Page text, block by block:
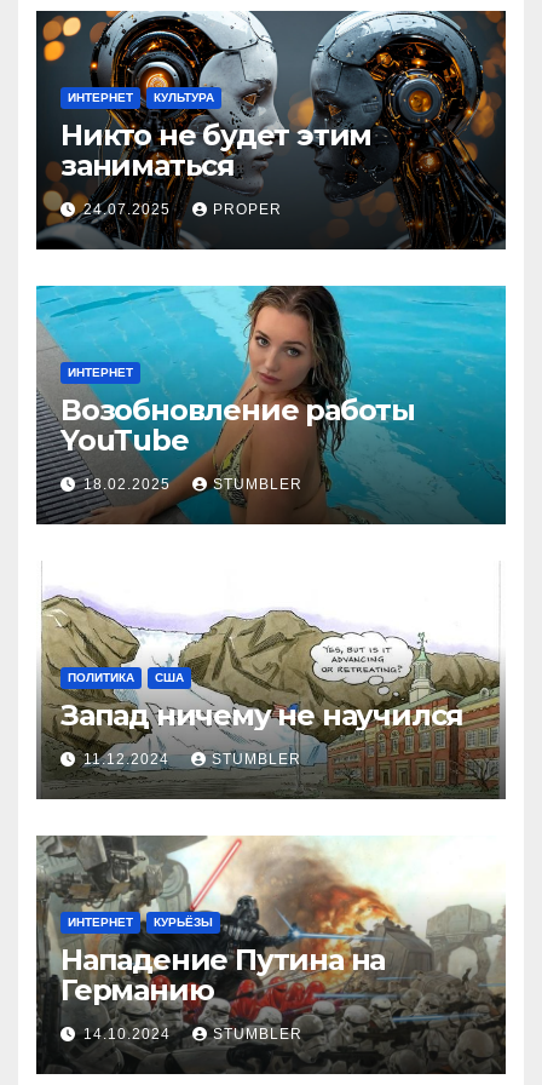
ИНТЕРНЕТ КУЛЬТУРА
Никто не будет этим
заниматься
24.07.2025 PROPER
ИНТЕРНЕТ
Возобновление работы
YouТube
18.02.2025 STUMBLER
ПОЛИТИКА США
Запад ничему не научился
11.12.2024 STUMBLER
ИНТЕРНЕТ КУРЬЁЗЫ
Нападение Путина на
Германию
14.10.2024 STUMBLER